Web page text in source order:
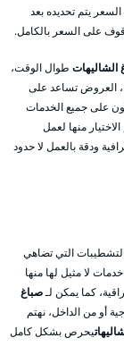
يتم تحديده بعد
على السعر بالكامل.
الشاليهات طوال الوقت،
العروض تساعد على
على جميع الخدمات
منها لعمل
ودقة بالعمل لا حدود
التي تضاهي
لا مثيل لها منها
كما يمكن لـصباغ
أو من الداخل، نهتم
يحرص بشكل كامل